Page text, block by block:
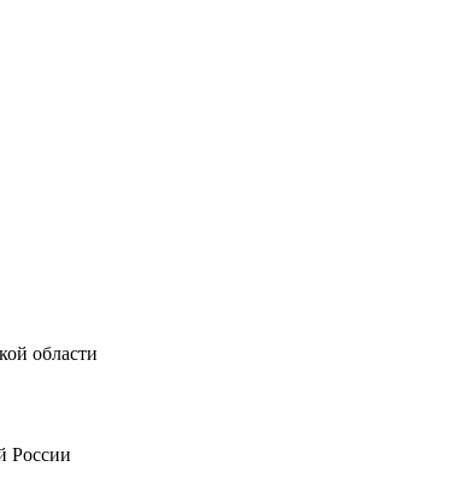
области
России